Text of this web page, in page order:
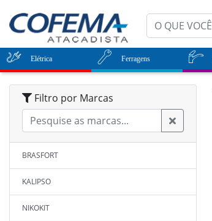
Elétrica Ferragens
Filtro por Marcas
BRASFORT
KALIPSO
NIKOKIT